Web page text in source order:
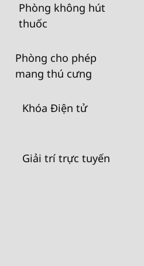
Phòng không hút
thuốc
Phòng cho phép
mang thú cưng
Khóa Điện tử
Giải trí trực tuyến